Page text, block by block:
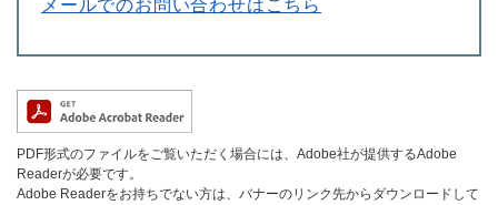
メールでのお問い合わせはこちら
PDF形式のファイルをご覧いただく場合には、Adobe社が提供するAdobe
Readerが必要です。
Adobe Readerをお持ちでない方は、バナーのリンク先からダウンロードして